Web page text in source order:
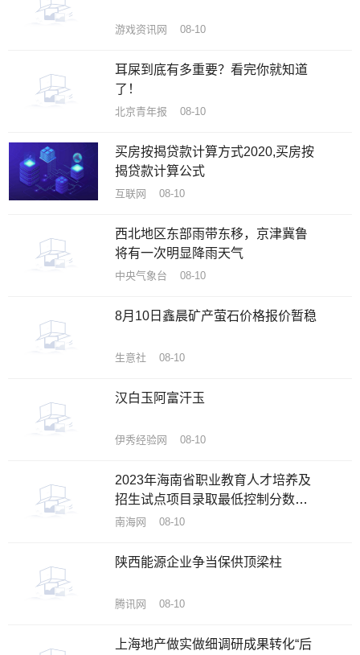
游戏资讯网 08-10
耳屎到底有多重要？看完你就知道
了！
北京青年报 08-10
买房按揭贷款计算方式2020,买房按
揭贷款计算公式
互联网 08-10
西北地区东部雨带东移，京津冀鲁
将有一次明显降雨天气
中央气象台 08-10
8月10日鑫晨矿产萤石价格报价暂稳
生意社 08-10
汉白玉阿富汗玉
伊秀经验网 08-10
2023年海南省职业教育人才培养及
招生试点项目录取最低控制分数线
公布
南海网 08-10
陕西能源企业争当保供顶梁柱
腾讯网 08-10
上海地产做实做细调研成果转化“后